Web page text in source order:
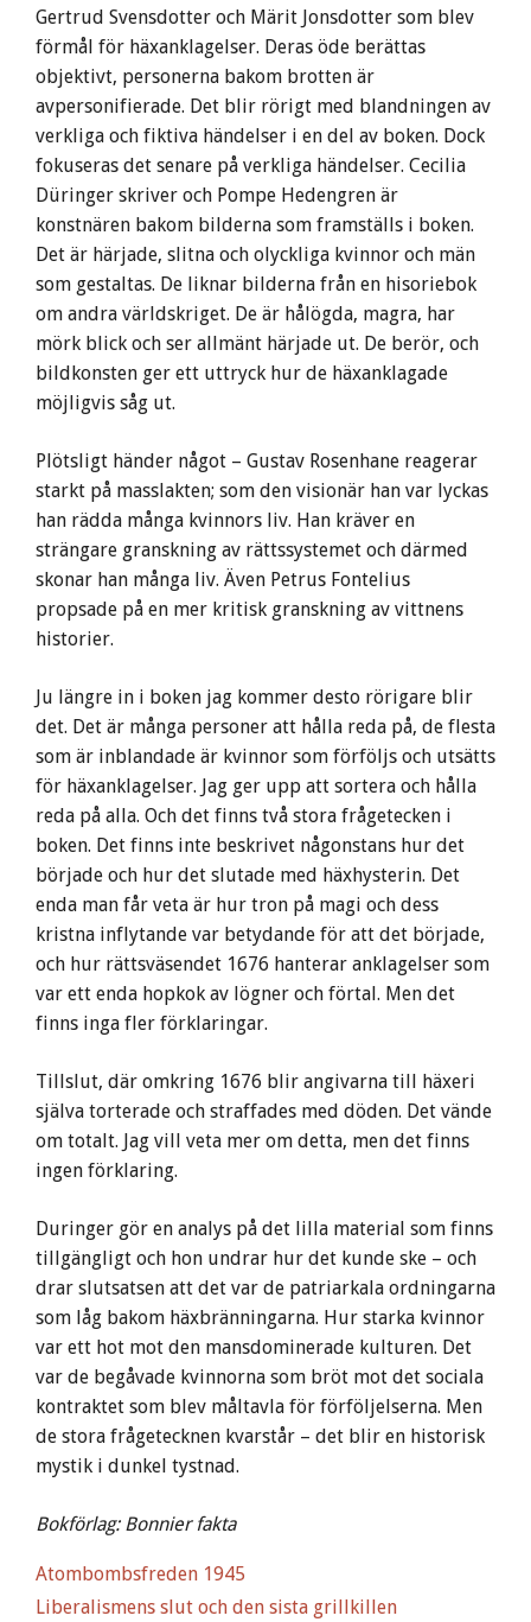
Gertrud Svensdotter och Märit Jonsdotter som blev
förmål för häxanklagelser. Deras öde berättas
objektivt, personerna bakom brotten är
avpersonifierade. Det blir rörigt med blandningen av
verkliga och fiktiva händelser i en del av boken. Dock
fokuseras det senare på verkliga händelser. Cecilia
Düringer skriver och Pompe Hedengren är
konstnären bakom bilderna som framställs i boken.
Det är härjade, slitna och olyckliga kvinnor och män
som gestaltas. De liknar bilderna från en hisoriebok
om andra världskriget. De är hålögda, magra, har
mörk blick och ser allmänt härjade ut. De berör, och
bildkonsten ger ett uttryck hur de häxanklagade
möjligvis såg ut.
Plötsligt händer något – Gustav Rosenhane reagerar
starkt på masslakten; som den visionär han var lyckas
han rädda många kvinnors liv. Han kräver en
strängare granskning av rättssystemet och därmed
skonar han många liv. Även Petrus Fontelius
propsade på en mer kritisk granskning av vittnens
historier.
Ju längre in i boken jag kommer desto rörigare blir
det. Det är många personer att hålla reda på, de flesta
som är inblandade är kvinnor som förföljs och utsätts
för häxanklagelser. Jag ger upp att sortera och hålla
reda på alla. Och det finns två stora frågetecken i
boken. Det finns inte beskrivet någonstans hur det
började och hur det slutade med häxhysterin. Det
enda man får veta är hur tron på magi och dess
kristna inflytande var betydande för att det började,
och hur rättsväsendet 1676 hanterar anklagelser som
var ett enda hopkok av lögner och förtal. Men det
finns inga fler förklaringar.
Tillslut, där omkring 1676 blir angivarna till häxeri
själva torterade och straffades med döden. Det vände
om totalt. Jag vill veta mer om detta, men det finns
ingen förklaring.
Duringer gör en analys på det lilla material som finns
tillgängligt och hon undrar hur det kunde ske – och
drar slutsatsen att det var de patriarkala ordningarna
som låg bakom häxbränningarna. Hur starka kvinnor
var ett hot mot den mansdominerade kulturen. Det
var de begåvade kvinnorna som bröt mot det sociala
kontraktet som blev måltavla för förföljelserna. Men
de stora frågetecknen kvarstår – det blir en historisk
mystik i dunkel tystnad.
Bokförlag: Bonnier fakta
Atombombsfreden 1945
Liberalismens slut och den sista grillkillen